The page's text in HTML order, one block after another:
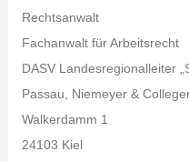
Rechtsanwalt
Fachanwalt für Arbeitsrecht
DASV Landesregionalleiter
Passau, Niemeyer &
Walkerdamm 1
24103 Kiel